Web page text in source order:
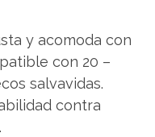
y acomoda con
con 20 –
salvavidas.
contra